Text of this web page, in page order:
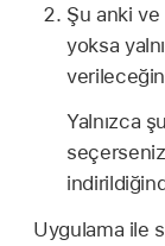
Şu anki ve
yoksa
Yalnızca
Uygulama ile